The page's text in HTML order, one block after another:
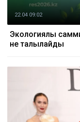
22.04 09:02
Экологиялық
не талқылайды